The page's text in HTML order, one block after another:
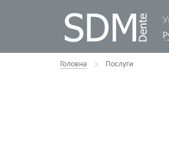
Головна Послуги